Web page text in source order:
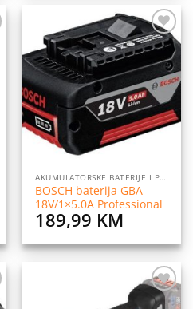
Dodaj
listu
želja
AKUMULATORSKE BATERIJE I PUNJAČI
BOSCH baterija GBA
18V/1×5.0A Professional
189,99 KM
Dodaj